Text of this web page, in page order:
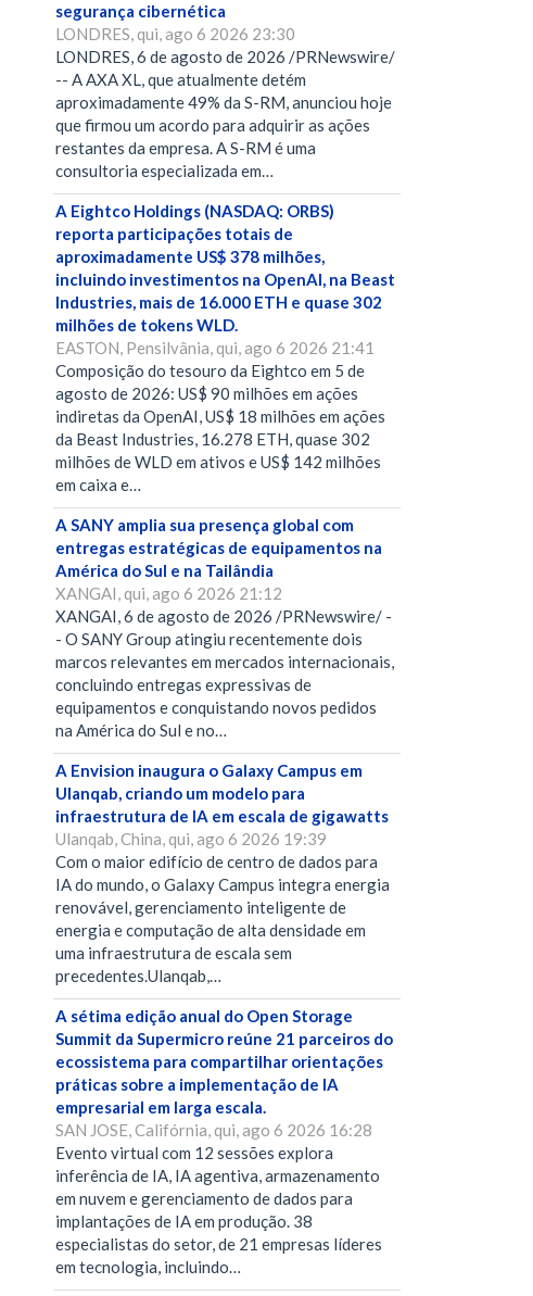
segurança cibernética
LONDRES, qui, ago 6 2026 23:30
LONDRES, 6 de agosto de 2026 /PRNewswire/
-- A AXA XL, que atualmente detém
aproximadamente 49% da S-RM, anunciou hoje
que firmou um acordo para adquirir as ações
restantes da empresa. A S-RM é uma
consultoria especializada em…
A Eightco Holdings (NASDAQ: ORBS)
reporta participações totais de
aproximadamente US$ 378 milhões,
incluindo investimentos na OpenAI, na Beast
Industries, mais de 16.000 ETH e quase 302
milhões de tokens WLD.
EASTON, Pensilvânia, qui, ago 6 2026 21:41
Composição do tesouro da Eightco em 5 de
agosto de 2026: US$ 90 milhões em ações
indiretas da OpenAI, US$ 18 milhões em ações
da Beast Industries, 16.278 ETH, quase 302
milhões de WLD em ativos e US$ 142 milhões
em caixa e…
A SANY amplia sua presença global com
entregas estratégicas de equipamentos na
América do Sul e na Tailândia
XANGAI, qui, ago 6 2026 21:12
XANGAI, 6 de agosto de 2026 /PRNewswire/ -
- O SANY Group atingiu recentemente dois
marcos relevantes em mercados internacionais,
concluindo entregas expressivas de
equipamentos e conquistando novos pedidos
na América do Sul e no…
A Envision inaugura o Galaxy Campus em
Ulanqab, criando um modelo para
infraestrutura de IA em escala de gigawatts
Ulanqab, China, qui, ago 6 2026 19:39
Com o maior edifício de centro de dados para
IA do mundo, o Galaxy Campus integra energia
renovável, gerenciamento inteligente de
energia e computação de alta densidade em
uma infraestrutura de escala sem
precedentes.Ulanqab,…
A sétima edição anual do Open Storage
Summit da Supermicro reúne 21 parceiros do
ecossistema para compartilhar orientações
práticas sobre a implementação de IA
empresarial em larga escala.
SAN JOSE, Califórnia, qui, ago 6 2026 16:28
Evento virtual com 12 sessões explora
inferência de IA, IA agentiva, armazenamento
em nuvem e gerenciamento de dados para
implantações de IA em produção. 38
especialistas do setor, de 21 empresas líderes
em tecnologia, incluindo…